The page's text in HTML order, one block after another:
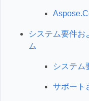
システム要件お
ム
システム
サポート